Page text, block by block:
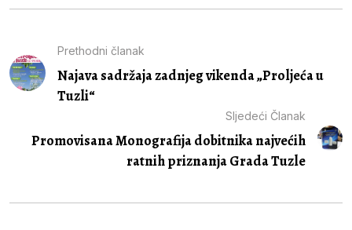
Prethodni članak
Najava sadržaja zadnjeg vikenda „Proljeća u
Tuzli“
Sljedeći Članak
Promovisana Monografija dobitnika najvećih
ratnih priznanja Grada Tuzle